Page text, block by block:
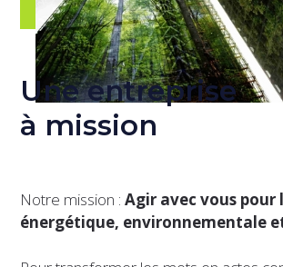
Une entreprise
à mission
Notre mission :Agir avec vous
énergétique, environnementale